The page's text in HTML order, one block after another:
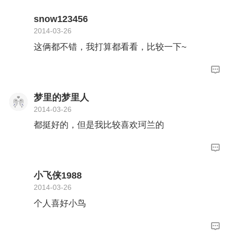
snow123456
2014-03-26
这俩都不错，我打算都看看，比较一下~
梦里的梦里人
2014-03-26
都挺好的，但是我比较喜欢珂兰的
小飞侠1988
2014-03-26
个人喜好小鸟